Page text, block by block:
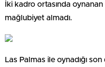
İki kadro ortasında
mağlubiyet almadı.
Las Palmas ile oynadığı